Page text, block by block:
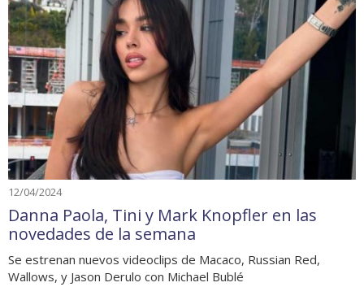
12/04/2024
Danna Paola, Tini y Mark Knopfler en las
novedades de la semana
Se estrenan nuevos videoclips de Macaco, Russian Red,
Wallows, y Jason Derulo con Michael Bublé